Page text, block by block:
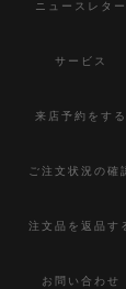
ニュースレター
サービス
来店予約をする
ご注文状況の確
注文品を返品す
お問い合わせ